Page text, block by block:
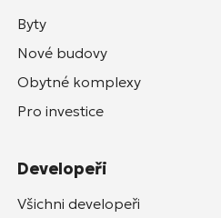
Byty
Nové budovy
Obytné komplexy
Pro investice
Developeři
Všichni developeři